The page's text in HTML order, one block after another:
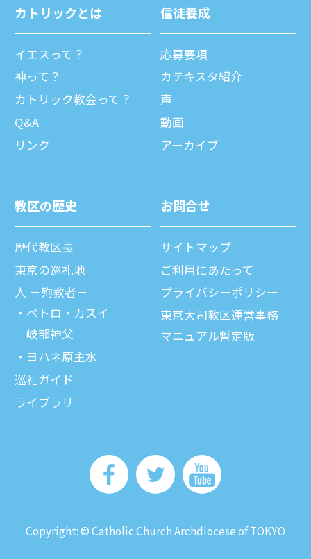
カトリックとは
イエスって？
神って？
カトリック教会って？
Q&A
リンク
信徒養成
応募要項
カテキスタ紹介
声
動画
アーカイブ
教区の歴史
歴代教区⻑
東京の巡礼地
⼈ －殉教者－
ペトロ・カスイ
岐部神父
ヨハネ原主水
巡礼ガイド
ライブラリ
お問合せ
サイトマップ
ご利⽤にあたって
プライバシーポリシー
東京大司教区運営事務
マニュアル暫定版
Copyright: © Catholic Church Archdiocese of TOKYO